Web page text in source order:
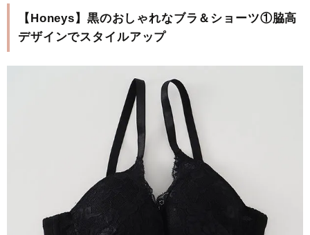
【Honeys】黒のおしゃれなブラ＆ショーツ①脇高
デザインでスタイルアップ